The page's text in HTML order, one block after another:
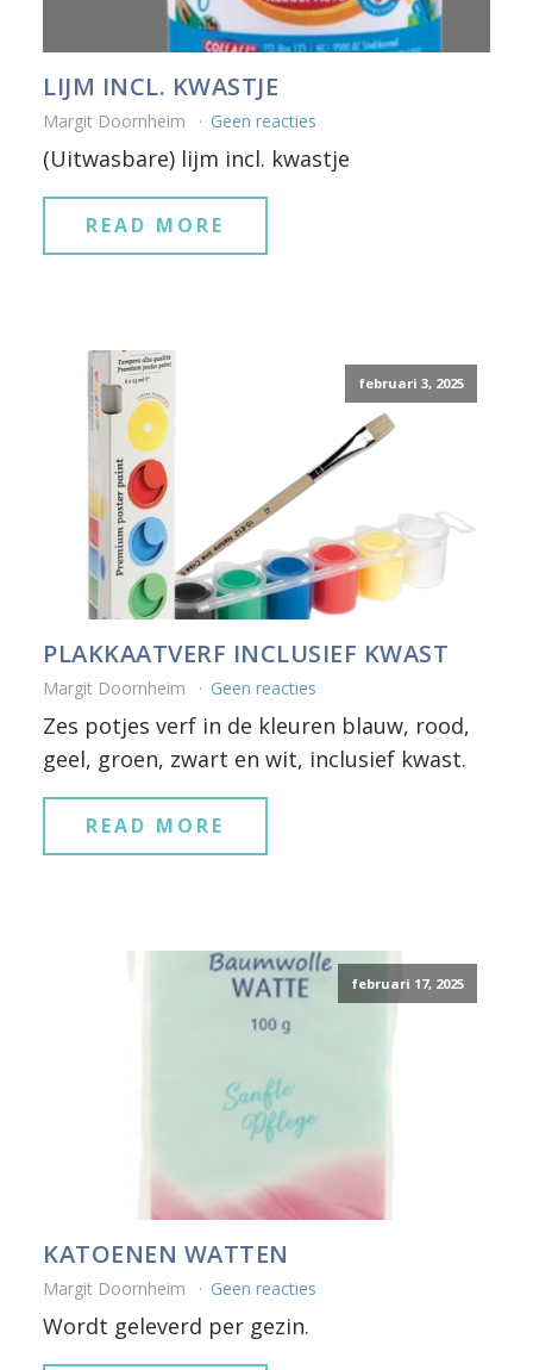
LIJM INCL. KWASTJE
Margit Doornheim Geen reacties
(Uitwasbare) lijm incl. kwastje
READ MORE
februari 3, 2025
PLAKKAATVERF INCLUSIEF KWAST
Margit Doornheim Geen reacties
Zes potjes verf in de kleuren blauw, rood,
geel, groen, zwart en wit, inclusief kwast.
READ MORE
februari 17, 2025
KATOENEN WATTEN
Margit Doornheim Geen reacties
Wordt geleverd per gezin.